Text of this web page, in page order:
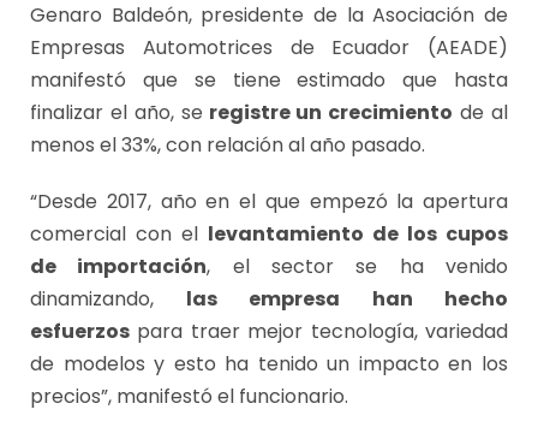
Genaro Baldeón, presidente de la Asociación de
Empresas Automotrices de Ecuador (AEADE)
manifestó que se tiene estimado que hasta
finalizar el año, se registre un crecimiento de al
menos el 33%, con relación al año pasado.
“Desde 2017, año en el que empezó la apertura
comercial con el levantamiento de los cupos
de importación, el sector se ha venido
dinamizando, las empresa han hecho
esfuerzos para traer mejor tecnología, variedad
de modelos y esto ha tenido un impacto en los
precios”, manifestó el funcionario.